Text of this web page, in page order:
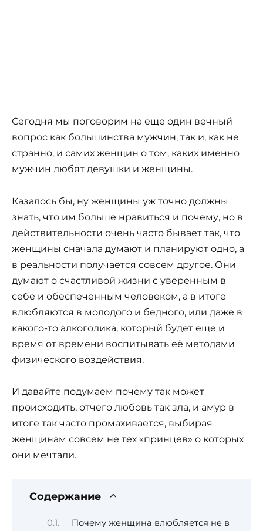
Сегодня мы поговорим на еще один вечный
вопрос как большинства мужчин, так и, как не
странно, и самих женщин о том, каких именно
мужчин любят девушки и женщины.
Казалось бы, ну женщины уж точно должны
знать, что им больше нравиться и почему, но в
действительности очень часто бывает так, что
женщины сначала думают и планируют одно, а
в реальности получается совсем другое. Они
думают о счастливой жизни с уверенным в
себе и обеспеченным человеком, а в итоге
влюбляются в молодого и бедного, или даже в
какого-то алкоголика, который будет еще и
время от времени воспитывать её методами
физического воздействия.
И давайте подумаем почему так может
происходить, отчего любовь так зла, и амур в
итоге так часто промахивается, выбирая
женщинам совсем не тех «принцев» о которых
они мечтали.
Содержание
Почему женщина влюбляется не в